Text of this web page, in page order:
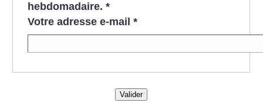
hebdomadaire. *
Votre adresse e-mail *
Valider